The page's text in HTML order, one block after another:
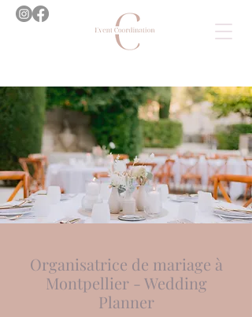
Organisatrice de mariage à
Montpellier - Wedding
Planner